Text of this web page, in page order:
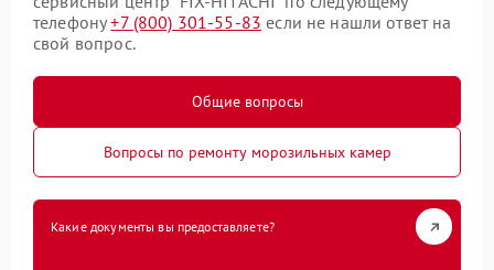
телефону+7 (800) 301-55-83 если не нашли ответ на
свой вопрос.
Общие вопросы
Вопросы по ремонту морозильных камер
Какие документы вы предоставляете?